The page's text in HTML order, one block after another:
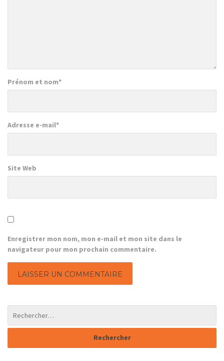
Prénom et nom*
Adresse e-mail*
Site Web
Enregistrer mon nom, mon e-mail et mon site dans le
navigateur pour mon prochain commentaire.